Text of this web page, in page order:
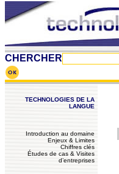
CHERCHER
TECHNOLOGIES DE LA
LANGUE
Introduction au domaine
Enjeux & Limites
Chiffres clés
Études de cas & Visites
d’entreprises